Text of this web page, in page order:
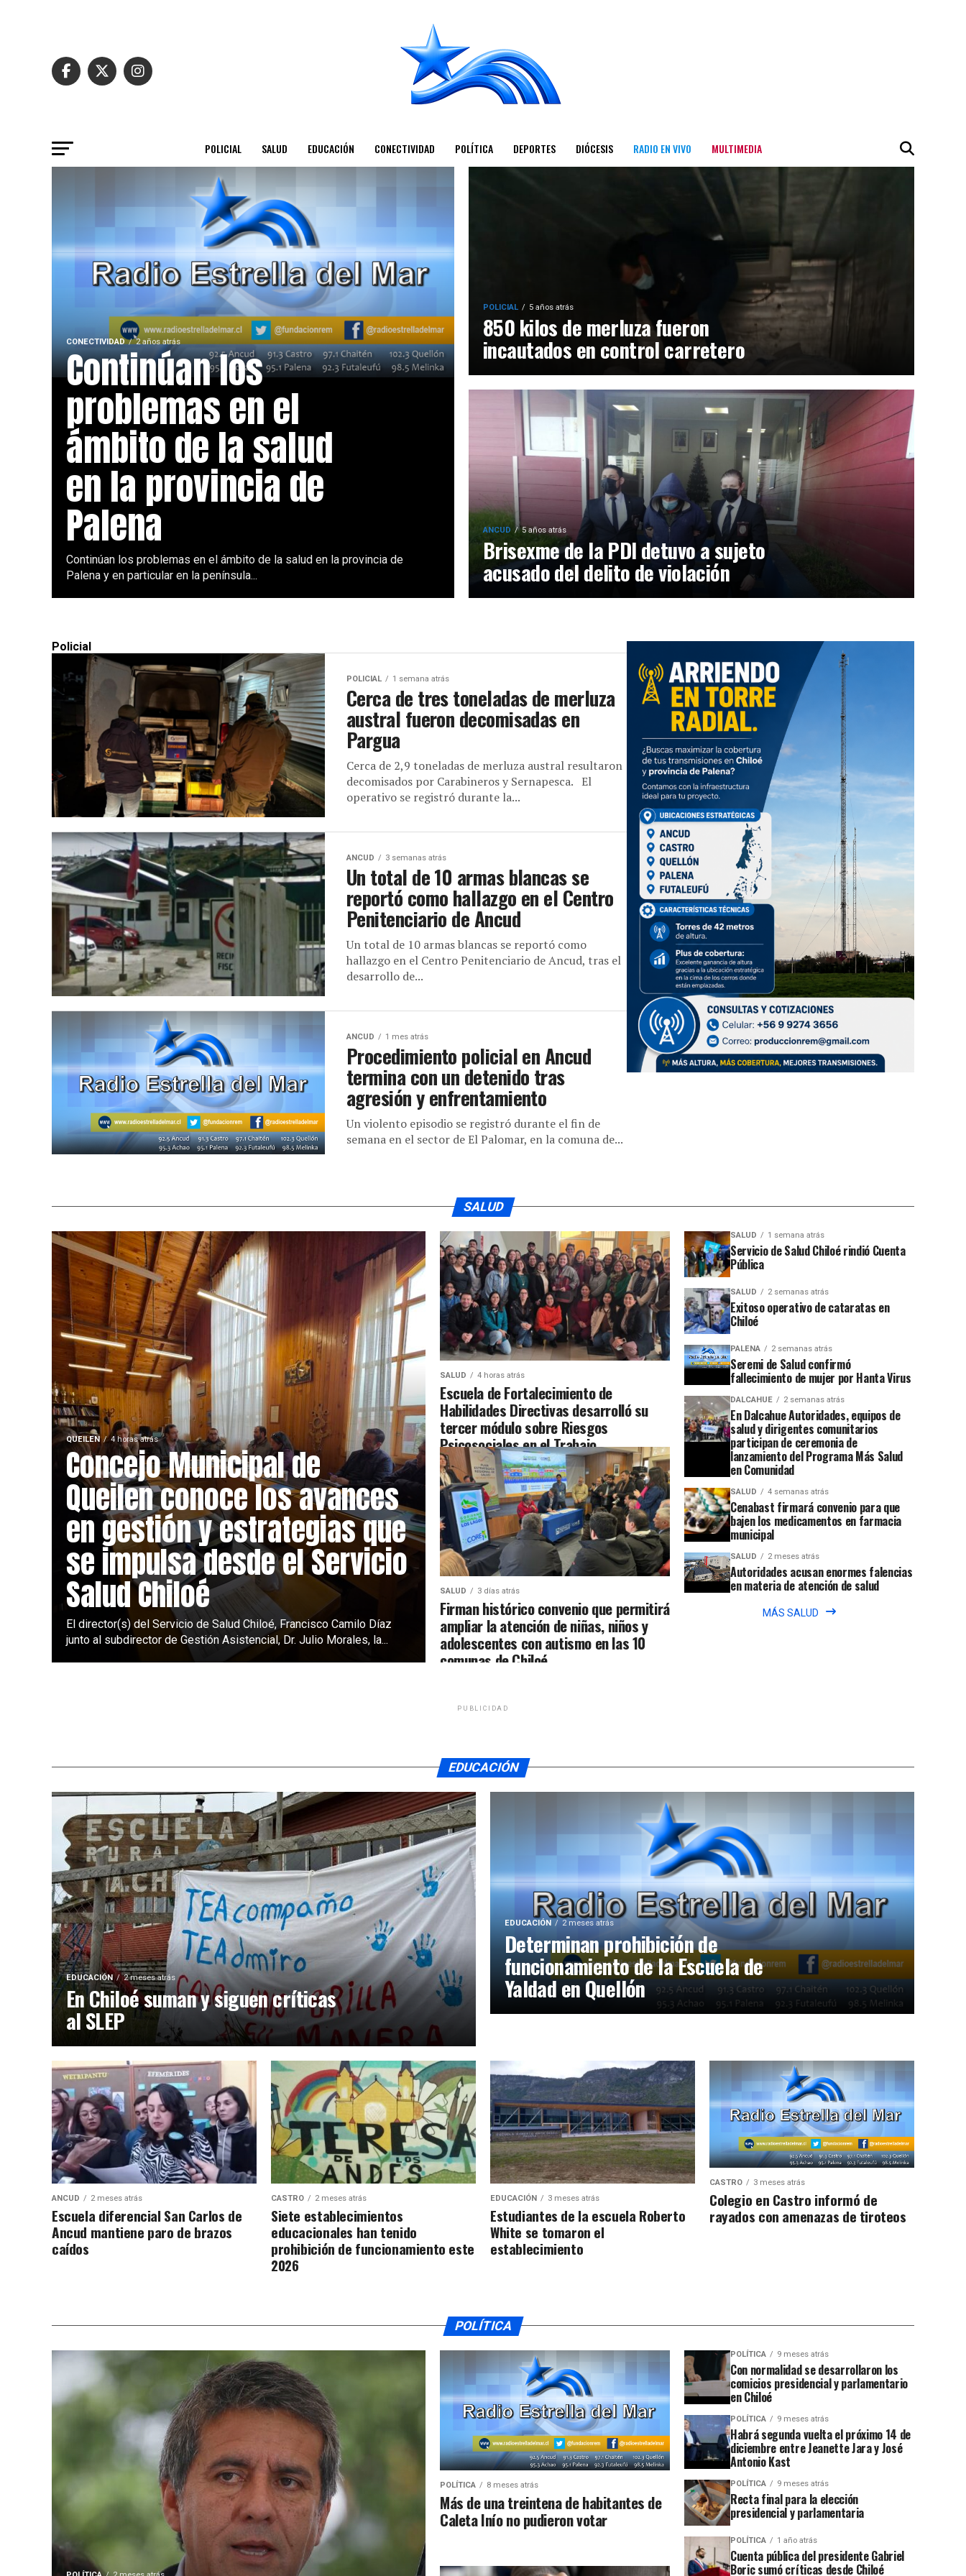
POLICIAL SALUD EDUCACIÓN CONECTIVIDAD POLÍTICA DEPORTES DIÓCESIS RADIO EN VIVO MULTIMEDIA
CONECTIVIDAD 2 años atrás
Continúan los
problemas en el
ámbito de la salud
en la provincia de
Palena
Continúan los problemas en el ámbito de la salud en la provincia de
Palena y en particular en la península...
POLICIAL 5 años atrás
850 kilos de merluza fueron
incautados en control carretero
ANCUD 5 años atrás
Brisexme de la PDI detuvo a sujeto
acusado del delito de violación
Policial
POLICIAL 1 semana atrás
Cerca de tres toneladas de merluza
austral fueron decomisadas en
Pargua
Cerca de 2,9 toneladas de merluza austral resultaron
decomisados por Carabineros y Sernapesca. El
operativo se registró durante la...
ANCUD 3 semanas atrás
Un total de 10 armas blancas se
reportó como hallazgo en el Centro
Penitenciario de Ancud
Un total de 10 armas blancas se reportó como
hallazgo en el Centro Penitenciario de Ancud, tras el
desarrollo de...
ANCUD 1 mes atrás
Procedimiento policial en Ancud
termina con un detenido tras
agresión y enfrentamiento
Un violento episodio se registró durante el fin de
semana en el sector de El Palomar, en la comuna de...
SALUD
QUEILEN 4 horas atrás
Concejo Municipal de
Queilen conoce los avances
en gestión y estrategias que
se impulsa desde el Servicio
Salud Chiloé
El director(s) del Servicio de Salud Chiloé, Francisco Camilo Díaz
junto al subdirector de Gestión Asistencial, Dr. Julio Morales, la...
SALUD 4 horas atrás
Escuela de Fortalecimiento de
Habilidades Directivas desarrolló su
tercer módulo sobre Riesgos
Psicosociales en el Trabajo
SALUD 3 días atrás
Firman histórico convenio que permitirá
ampliar la atención de niñas, niños y
adolescentes con autismo en las 10
comunas de Chiloé
SALUD 1 semana atrás
Servicio de Salud Chiloé rindió Cuenta
Pública
SALUD 2 semanas atrás
Exitoso operativo de cataratas en
Chiloé
PALENA 2 semanas atrás
Seremi de Salud confirmó
fallecimiento de mujer por Hanta Virus
DALCAHUE 2 semanas atrás
En Dalcahue Autoridades, equipos de
salud y dirigentes comunitarios
participan de ceremonia de
lanzamiento del Programa Más Salud
en Comunidad
SALUD 4 semanas atrás
Cenabast firmará convenio para que
bajen los medicamentos en farmacia
municipal
SALUD 2 meses atrás
Autoridades acusan enormes falencias
en materia de atención de salud
MÁS SALUD
PUBLICIDAD
EDUCACIÓN
EDUCACIÓN 2 meses atrás
En Chiloé suman y siguen críticas
al SLEP
EDUCACIÓN 2 meses atrás
Determinan prohibición de
funcionamiento de la Escuela de
Yaldad en Quellón
ANCUD 2 meses atrás
Escuela diferencial San Carlos de
Ancud mantiene paro de brazos
caídos
CASTRO 2 meses atrás
Siete establecimientos
educacionales han tenido
prohibición de funcionamiento este
2026
EDUCACIÓN 3 meses atrás
Estudiantes de la escuela Roberto
White se tomaron el
establecimiento
CASTRO 3 meses atrás
Colegio en Castro informó de
rayados con amenazas de tiroteos
POLÍTICA
POLÍTICA 8 meses atrás
Más de una treintena de habitantes de
Caleta Inío no pudieron votar
POLÍTICA 9 meses atrás
Con normalidad se desarrollaron los
comicios presidencial y parlamentario
en Chiloé
POLÍTICA 9 meses atrás
Habrá segunda vuelta el próximo 14 de
diciembre entre Jeanette Jara y José
Antonio Kast
POLÍTICA 9 meses atrás
Recta final para la elección
presidencial y parlamentaria
POLÍTICA 1 año atrás
Cuenta pública del presidente Gabriel
Boric sumó críticas desde Chiloé